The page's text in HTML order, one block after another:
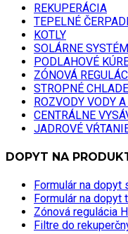
REKUPERÁCIA
TEPELNÉ
KOTLY
SOLÁRNE
PODLAHOVÉ
ZÓNOVÁ
STROPNÉ
ROZVODY VODY
CENTRÁLNE
JADROVÉ
DOPYT NA
Formulár na
Formulár na dopyt
Zónová regulácia
Filtre do